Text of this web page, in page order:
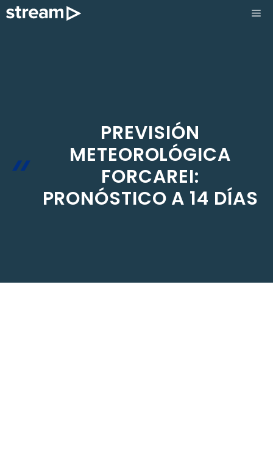
Saltar
PREVISIÓN
METEOROLÓGICA
FORCAREI:
PRONÓSTICO A 14 DÍAS